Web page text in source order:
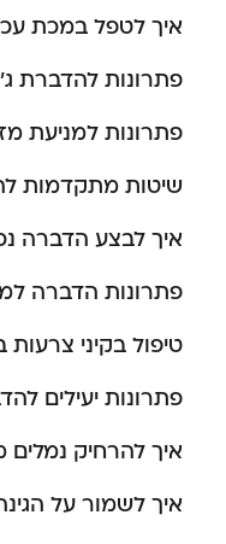
איך לטפל במכת
פתרונות להדברת
פתרונות למניעת
שיטות מתקדמות
איך לבצע הדברה
פתרונות הדברה
טיפול בקיני צרעות
פתרונות יעילים
איך להרחיק נמלים
איך לשמור על